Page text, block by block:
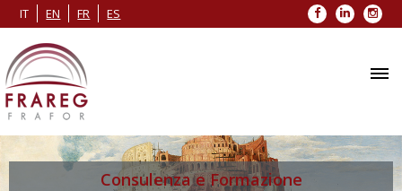
IT EN FR ES Facebook
LinkedIn
Consulenza e Formazione